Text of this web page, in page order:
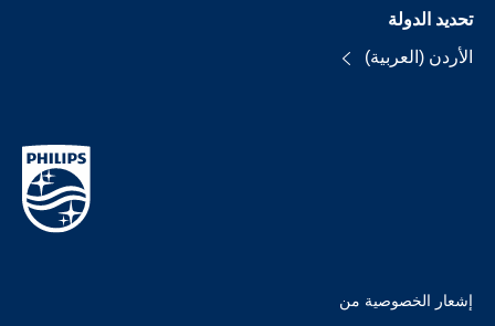
تحديد الدولة
الأردن (العربية)
إشعار الخصوصية من